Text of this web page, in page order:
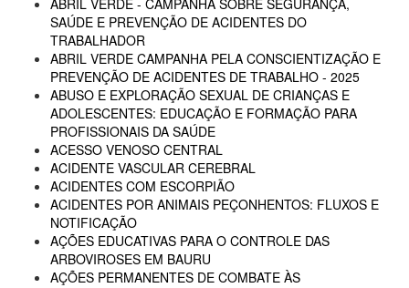
ABRIL VERDE - CAMPANHA SOBRE SEGURANÇA,
SAÚDE E PREVENÇÃO DE ACIDENTES DO
TRABALHADOR
ABRIL VERDE CAMPANHA PELA CONSCIENTIZAÇÃO E
PREVENÇÃO DE ACIDENTES DE TRABALHO - 2025
ABUSO E EXPLORAÇÃO SEXUAL DE CRIANÇAS E
ADOLESCENTES: EDUCAÇÃO E FORMAÇÃO PARA
PROFISSIONAIS DA SAÚDE
ACESSO VENOSO CENTRAL
ACIDENTE VASCULAR CEREBRAL
ACIDENTES COM ESCORPIÃO
ACIDENTES POR ANIMAIS PEÇONHENTOS: FLUXOS E
NOTIFICAÇÃO
AÇÕES EDUCATIVAS PARA O CONTROLE DAS
ARBOVIROSES EM BAURU
AÇÕES PERMANENTES DE COMBATE ÀS